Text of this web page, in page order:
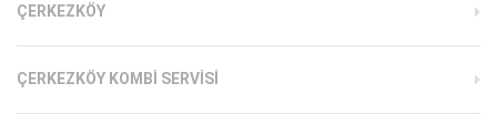
ÇERKEZKÖY
ÇERKEZKÖY KOMBI SERVISI